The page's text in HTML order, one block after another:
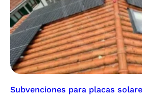
Subvenciones para placas